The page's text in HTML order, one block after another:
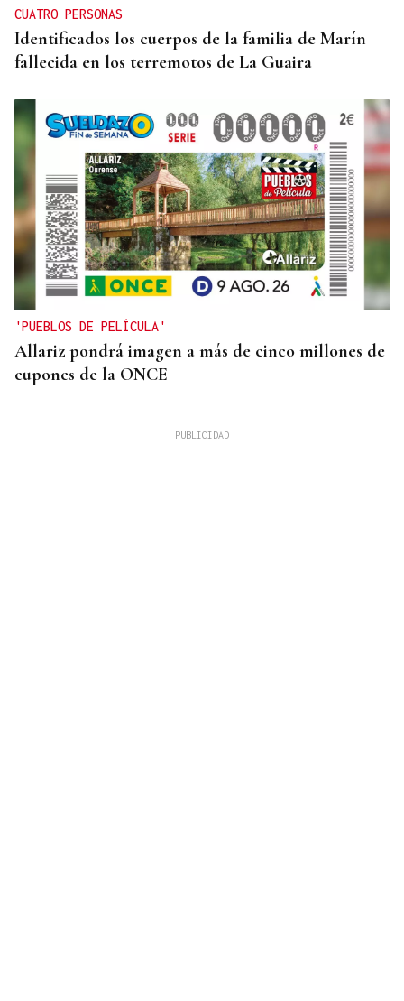
CUATRO PERSONAS
Identificados los cuerpos de la familia de Marín
fallecida en los terremotos de La Guaira
'PUEBLOS DE PELÍCULA'
Allariz pondrá imagen a más de cinco millones de
cupones de la ONCE